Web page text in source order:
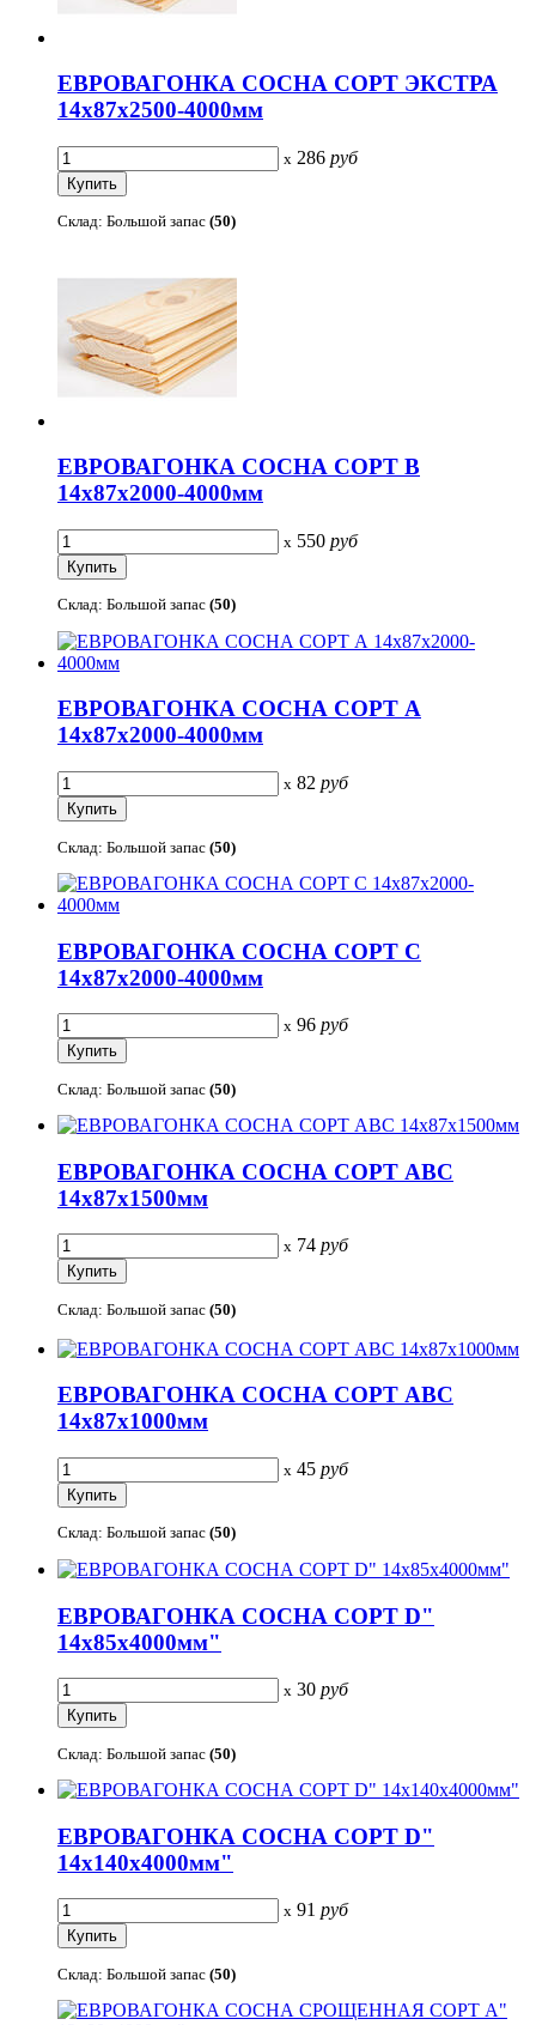
ЕВРОВАГОНКА СОСНА СОРТ ЭКСТРА
14х87х2500-4000мм
x 286 руб
Склад: Большой запас (50)
ЕВРОВАГОНКА СОСНА СОРТ В
14х87х2000-4000мм
x 550 руб
Склад: Большой запас (50)
ЕВРОВАГОНКА СОСНА СОРТ А
14х87х2000-4000мм
x 82 руб
Склад: Большой запас (50)
ЕВРОВАГОНКА СОСНА СОРТ С
14х87х2000-4000мм
x 96 руб
Склад: Большой запас (50)
ЕВРОВАГОНКА СОСНА СОРТ АВС
14х87х1500мм
x 74 руб
Склад: Большой запас (50)
ЕВРОВАГОНКА СОСНА СОРТ АВС
14х87х1000мм
x 45 руб
Склад: Большой запас (50)
ЕВРОВАГОНКА СОСНА СОРТ D"
14х85х4000мм"
x 30 руб
Склад: Большой запас (50)
ЕВРОВАГОНКА СОСНА СОРТ D"
14х140х4000мм"
x 91 руб
Склад: Большой запас (50)